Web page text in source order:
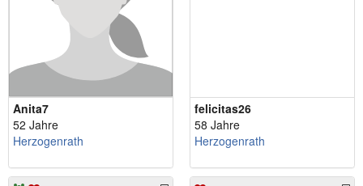
Anita7
52 Jahre
Herzogenrath
felicitas26
58 Jahre
Herzogenrath